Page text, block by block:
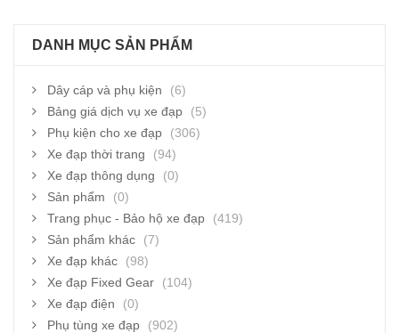
DANH MỤC SẢN PHẨM
Dây cáp và phụ kiện
(6)
Bảng giá dịch vụ xe đạp
(5)
Phụ kiện cho xe đạp
(306)
Xe đạp thời trang
(94)
Xe đạp thông dụng
(0)
Sản phẩm
(0)
Trang phục - Bảo hộ xe đạp
(419)
Sản phẩm khác
(7)
Xe đạp khác
(98)
Xe đạp Fixed Gear
(104)
Xe đạp điện
(0)
Phụ tùng xe đạp
(902)